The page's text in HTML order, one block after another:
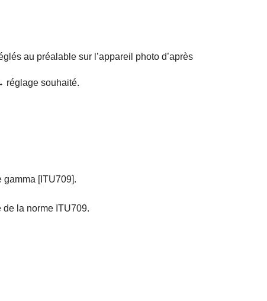
au préalable sur l’appareil photo d’après
réglage souhaité.
gamma [ITU709].
de la norme ITU709.